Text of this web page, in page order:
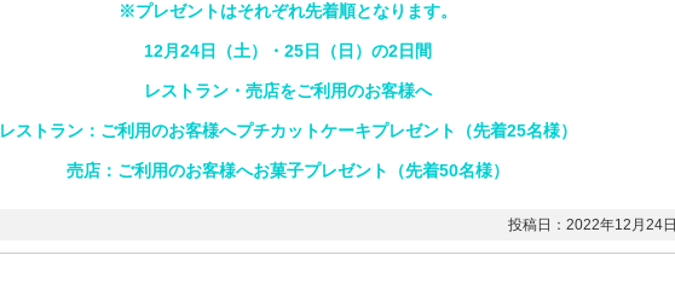
※プレゼントはそれぞれ先着順となります。
12月24日（土）・25日（日）の2日間
レストラン・売店をご利用のお客様へ
レストラン：ご利用のお客様へプチカットケーキプレゼント（先着25名様）
売店：ご利用のお客様へお菓子プレゼント（先着50名様）
投稿日：2022年12月24日